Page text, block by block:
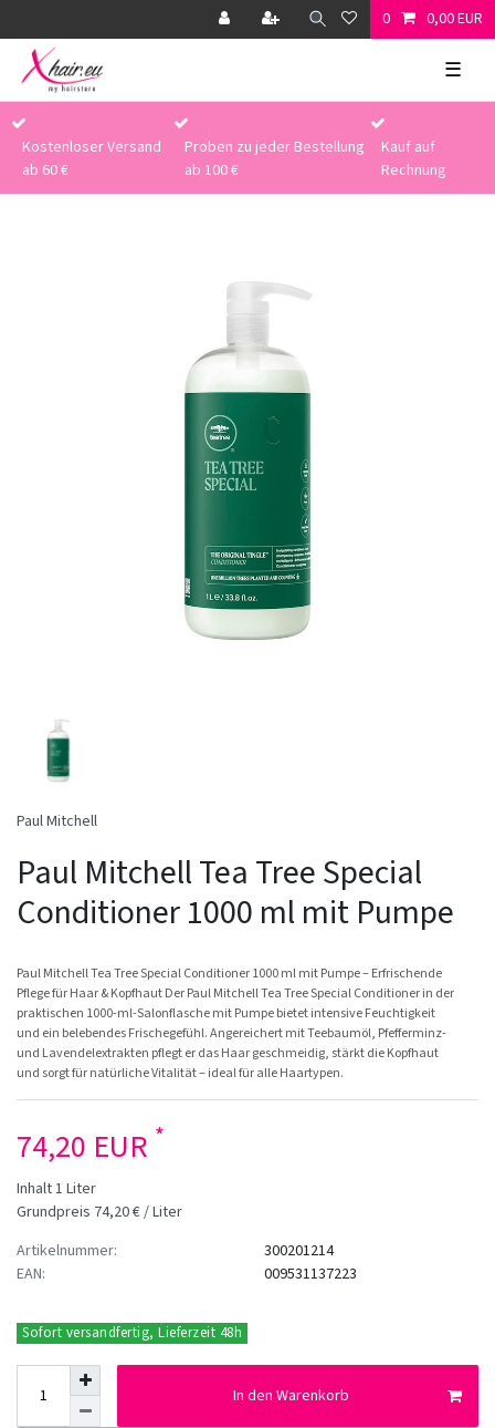
0 0,00 EUR
☰
Kostenloser Versand
ab 60 €
Proben zu jeder Bestellung
ab 100 €
Kauf auf
Rechnung
Paul Mitchell
Paul Mitchell Tea Tree Special
Conditioner 1000 ml mit Pumpe
Paul Mitchell Tea Tree Special Conditioner 1000 ml mit Pumpe – Erfrischende
Pflege für Haar & Kopfhaut Der Paul Mitchell Tea Tree Special Conditioner in der
praktischen 1000-ml-Salonflasche mit Pumpe bietet intensive Feuchtigkeit
und ein belebendes Frischegefühl. Angereichert mit Teebaumöl, Pfefferminz-
und Lavendelextrakten pflegt er das Haar geschmeidig, stärkt die Kopfhaut
und sorgt für natürliche Vitalität – ideal für alle Haartypen.
74,20 EUR *
Inhalt1 Liter
Grundpreis 74,20 € / Liter
Artikelnummer:
EAN:
300201214
009531137223
Sofort versandfertig, Lieferzeit 48h
In den Warenkorb